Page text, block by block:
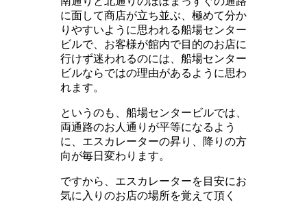
に面して商店が立ち並ぶ、極めて分か
りやすいように思われる船場センター
ビルで、お客様が館内で目的のお店に
行けず迷われるのには、船場センター
ビルならではの理由があるように思わ
れます。
というのも、船場センタービルでは、
両通路のお人通りが平等になるよう
に、エスカレーターの昇り、降りの方
向が毎日変わります。
ですから、エスカレーターを目安にお
気に入りのお店の場所を覚えて頂く